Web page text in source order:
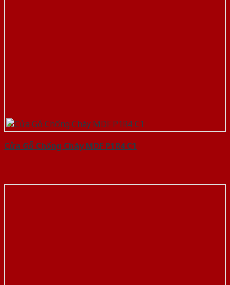
Cửa Gỗ Chống Cháy MDF P1R4 C1